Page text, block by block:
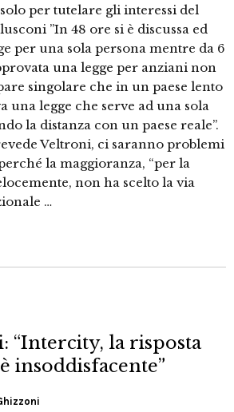
per tutelare gli interessi del
”In 48 ore si è discussa ed
per una sola persona mentre da 6
una legge per anziani non
singolare che in un paese lento
una legge che serve ad una sola
la distanza con un paese reale”.
Veltroni, ci saranno problemi
la maggioranza, “per la
non ha scelto la via
…
“Intercity, la risposta
insoddisfacente”